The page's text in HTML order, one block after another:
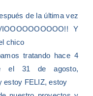
de la última vez
Y
chico
tratando hace 4
el 31 de agosto,
estoy FELIZ, estoy